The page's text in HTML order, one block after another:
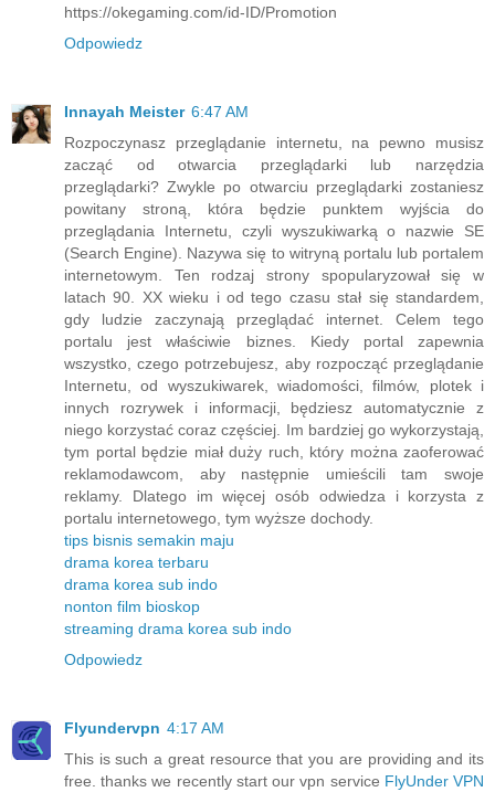
https://okegaming.com/id-ID/Promotion
Odpowiedz
Innayah Meister 6:47 AM
Rozpoczynasz przeglądanie internetu, na pewno musisz
zacząć od otwarcia przeglądarki lub narzędzia
przeglądarki? Zwykle po otwarciu przeglądarki zostaniesz
powitany stroną, która będzie punktem wyjścia do
przeglądania Internetu, czyli wyszukiwarką o nazwie SE
(Search Engine). Nazywa się to witryną portalu lub portalem
internetowym. Ten rodzaj strony spopularyzował się w
latach 90. XX wieku i od tego czasu stał się standardem,
gdy ludzie zaczynają przeglądać internet. Celem tego
portalu jest właściwie biznes. Kiedy portal zapewnia
wszystko, czego potrzebujesz, aby rozpocząć przeglądanie
Internetu, od wyszukiwarek, wiadomości, filmów, plotek i
innych rozrywek i informacji, będziesz automatycznie z
niego korzystać coraz częściej. Im bardziej go wykorzystają,
tym portal będzie miał duży ruch, który można zaoferować
reklamodawcom, aby następnie umieścili tam swoje
reklamy. Dlatego im więcej osób odwiedza i korzysta z
portalu internetowego, tym wyższe dochody.
tips bisnis semakin maju
drama korea terbaru
drama korea sub indo
nonton film bioskop
streaming drama korea sub indo
Odpowiedz
Flyundervpn 4:17 AM
This is such a great resource that you are providing and its
free. thanks we recently start our vpn service FlyUnder VPN